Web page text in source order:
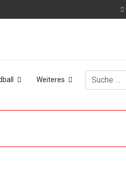
Weiteres Suchen